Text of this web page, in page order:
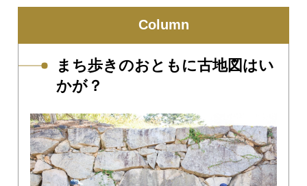
Column
まち歩きのおともに古地図はい
かが？